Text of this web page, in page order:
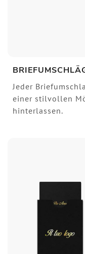
Jeder
einer stilvollen
hinterlassen.